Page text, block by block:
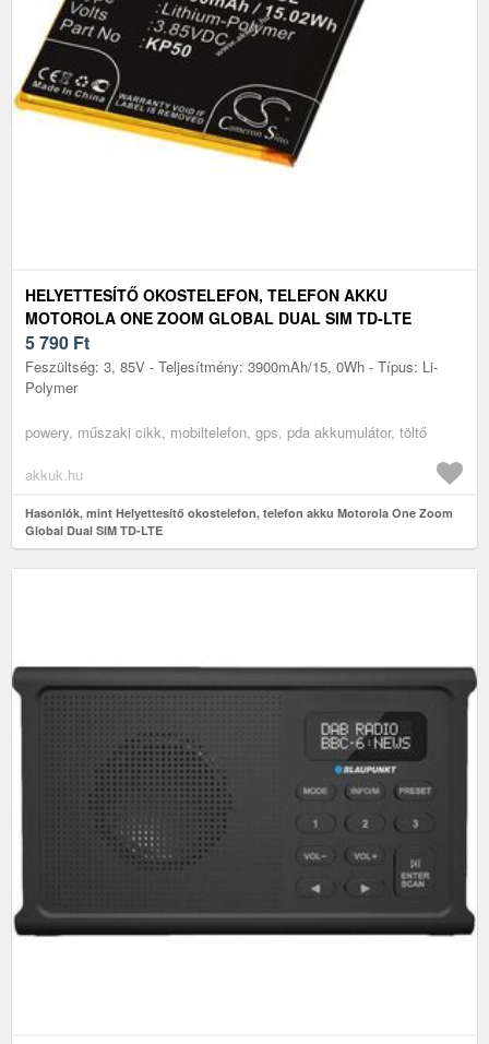
HELYETTESÍTŐ OKOSTELEFON, TELEFON AKKU
MOTOROLA ONE ZOOM GLOBAL DUAL SIM TD-LTE
5 790 Ft
Feszültség: 3, 85V - Teljesítmény: 3900mAh/15, 0Wh - Típus: Li-
Polymer
powery, műszaki cikk, mobiltelefon, gps, pda akkumulátor, töltő
akkuk.hu
Hasonlók, mint Helyettesítő okostelefon, telefon akku Motorola One Zoom
Global Dual SIM TD-LTE